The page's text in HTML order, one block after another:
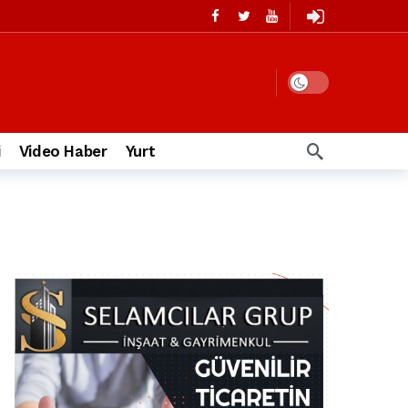
Video Haber Yurt